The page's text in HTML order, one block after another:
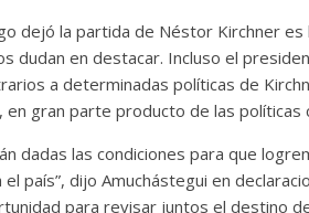
dejó la partida de Néstor Kirchner
dudan en destacar. Incluso el
a determinadas políticas de
en gran parte producto de las políticas
dadas las condiciones para que
el país”, dijo Amuchástegui en
para revisar juntos el destino